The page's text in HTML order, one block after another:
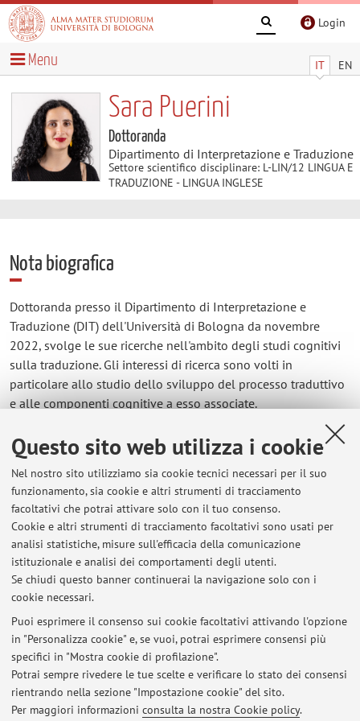
Questo sito web utilizza i cookie
Nel nostro sito utilizziamo sia cookie tecnici necessari per il suo
funzionamento, sia cookie e altri strumenti di tracciamento
facoltativi che potrai attivare solo con il tuo consenso.
Cookie e altri strumenti di tracciamento facoltativi sono usati per
analisi statistiche, misure sull'efficacia della comunicazione
istituzionale e analisi dei comportamenti degli utenti.
Se chiudi questo banner continuerai la navigazione solo con i
cookie necessari.
Puoi esprimere il consenso sui cookie facoltativi attivando l'opzione
in "Personalizza cookie" e, se vuoi, potrai esprimere consensi più
specifici in "Mostra cookie di profilazione".
Potrai sempre rivedere le tue scelte e verificare lo stato dei consensi
rientrando nella sezione "Impostazione cookie" del sito.
Per maggiori informazioni consulta la nostra Cookie policy.
Login
IT EN
Menu
Sara Puerini
Dottoranda
Dipartimento di Interpretazione e Traduzione
Settore scientifico disciplinare: L-LIN/12 LINGUA E
TRADUZIONE - LINGUA INGLESE
Nota biografica
Dottoranda presso il Dipartimento di Interpretazione e
Traduzione (DIT) dell'Università di Bologna da novembre
2022, svolge le sue ricerche nell'ambito degli studi cognitivi
sulla traduzione. Gli interessi di ricerca sono volti in
particolare allo studio dello sviluppo del processo traduttivo
e alle componenti cognitive a esso associate.
Contatti
E-mail: sara.puerini2@unibo.it
Dipartimento di Interpretazione e Traduzione
Corso della Repubblica 136, Forlì -
Vai alla mappa
Ultimi avvisi
Al momento non sono presenti avvisi.